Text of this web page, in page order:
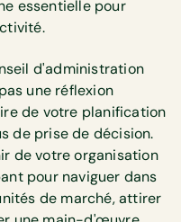
essentielle pour
d'administration
une réflexion
de votre planification
de prise de décision.
de votre organisation
pour naviguer dans
de marché, attirer